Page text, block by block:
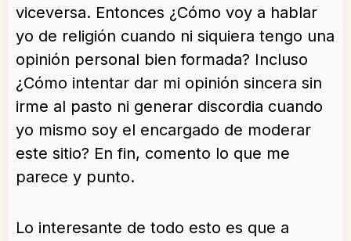
viceversa. Entonces ¿Cómo voy a hablar
yo de religión cuando ni siquiera tengo una
opinión personal bien formada? Incluso
¿Cómo intentar dar mi opinión sincera sin
irme al pasto ni generar discordia cuando
yo mismo soy el encargado de moderar
este sitio? En fin, comento lo que me
parece y punto.
Lo interesante de todo esto es que a